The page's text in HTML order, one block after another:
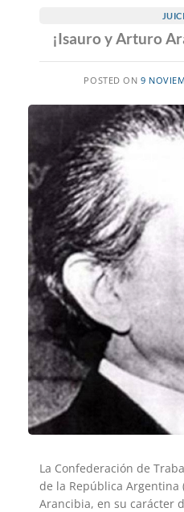
¡Isauro y Arturo
POSTED ON 9
La Confederación de
de la República Argentina
Arancibia, en su carácter